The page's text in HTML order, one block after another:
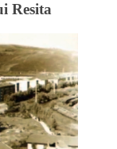
Resita